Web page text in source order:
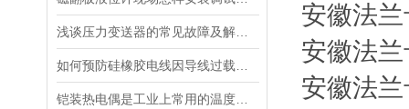
安徽法
安徽法
安徽法